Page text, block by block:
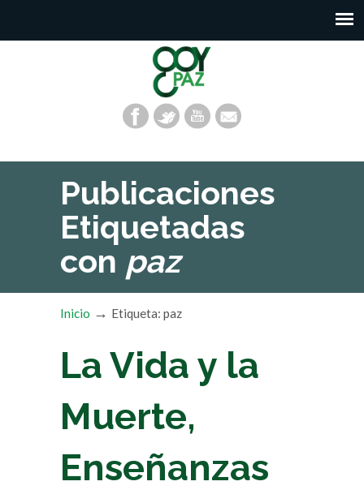
Publicaciones
Etiquetadas
con paz
Inicio → Etiqueta: paz
La Vida y la
Muerte,
Enseñanzas